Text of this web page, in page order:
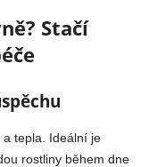
Stačí
tepla. Ideální je
rostliny během dne